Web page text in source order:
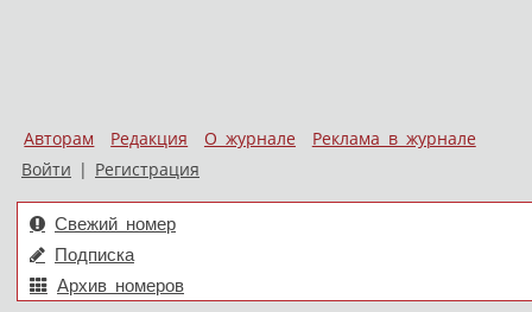
Авторам Редакция О журнале
Реклама в журнале
Войти | Регистрация
Свежий номер
Подписка
Архив номеров